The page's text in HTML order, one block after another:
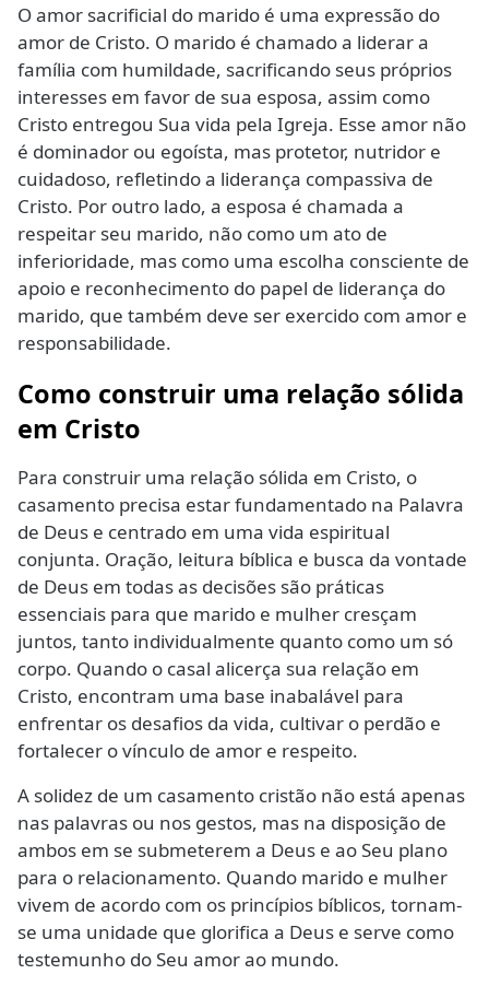
O amor sacrificial do marido é uma expressão do
amor de Cristo. O marido é chamado a liderar a
família com humildade, sacrificando seus próprios
interesses em favor de sua esposa, assim como
Cristo entregou Sua vida pela Igreja. Esse amor não
é dominador ou egoísta, mas protetor, nutridor e
cuidadoso, refletindo a liderança compassiva de
Cristo. Por outro lado, a esposa é chamada a
respeitar seu marido, não como um ato de
inferioridade, mas como uma escolha consciente de
apoio e reconhecimento do papel de liderança do
marido, que também deve ser exercido com amor e
responsabilidade.
Como construir uma relação sólida
em Cristo
Para construir uma relação sólida em Cristo, o
casamento precisa estar fundamentado na Palavra
de Deus e centrado em uma vida espiritual
conjunta. Oração, leitura bíblica e busca da vontade
de Deus em todas as decisões são práticas
essenciais para que marido e mulher cresçam
juntos, tanto individualmente quanto como um só
corpo. Quando o casal alicerça sua relação em
Cristo, encontram uma base inabalável para
enfrentar os desafios da vida, cultivar o perdão e
fortalecer o vínculo de amor e respeito.
A solidez de um casamento cristão não está apenas
nas palavras ou nos gestos, mas na disposição de
ambos em se submeterem a Deus e ao Seu plano
para o relacionamento. Quando marido e mulher
vivem de acordo com os princípios bíblicos, tornam-
se uma unidade que glorifica a Deus e serve como
testemunho do Seu amor ao mundo.